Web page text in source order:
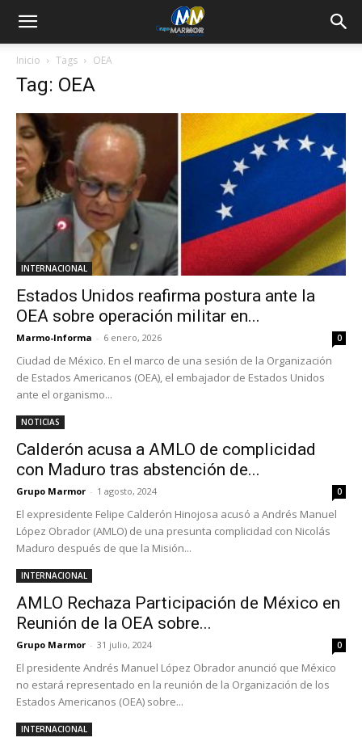
Inicio Tags OEA
Tag: OEA
INTERNACIONAL
Estados Unidos reafirma postura ante la
OEA sobre operación militar en...
Marmo-Informa - 6 enero, 2026 0
Ciudad de México. En el marco de una sesión de la Organización
de Estados Americanos (OEA), el embajador de Estados Unidos
ante el organismo...
NOTICIAS
Calderón acusa a AMLO de complicidad
con Maduro tras abstención de...
Grupo Marmor - 1 agosto, 2024 0
El expresidente Felipe Calderón Hinojosa acusó a Andrés Manuel
López Obrador (AMLO) de una presunta complicidad con Nicolás
Maduro después de que la Misión...
INTERNACIONAL
AMLO Rechaza Participación de México en
Reunión de la OEA sobre...
Grupo Marmor - 31 julio, 2024 0
El presidente Andrés Manuel López Obrador anunció que México
no estará representado en la reunión de la Organización de los
Estados Americanos (OEA) sobre...
INTERNACIONAL